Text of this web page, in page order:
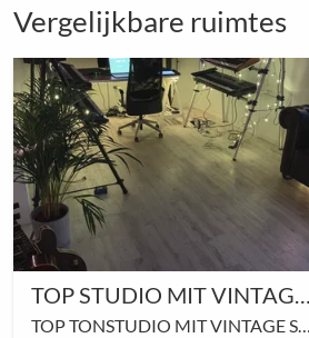
Vergelijkbare ruimtes
TOP STUDIO MIT VINTAGE SYNTHS + INSTRUMENTEN
TOP TONSTUDIO MIT VINTAGE SYNTHS